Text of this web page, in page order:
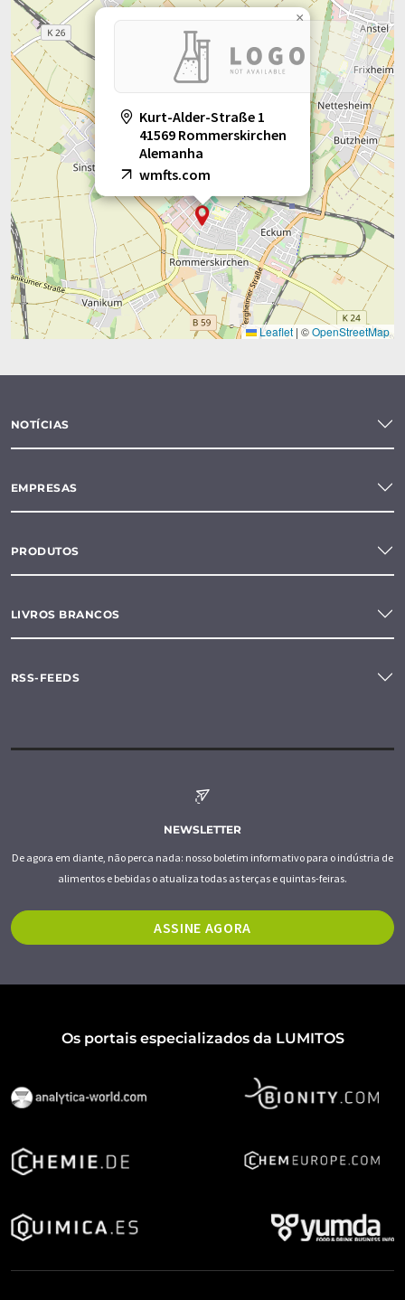
Kurt-Alder-Straße 1
41569 Rommerskirchen
Alemanha
wmfts.com
×
Leaflet | ©OpenStreetMap
NOTÍCIAS
EMPRESAS
PRODUTOS
LIVROS BRANCOS
RSS-FEEDS
NEWSLETTER
De agora em diante, não perca nada: nosso boletim informativo para o indústria de
alimentos e bebidas o atualiza todas as terças e quintas-feiras.
ASSINE AGORA
Os portais especializados da LUMITOS